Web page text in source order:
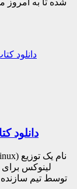
دانلود
لینوکس
توسط تیم